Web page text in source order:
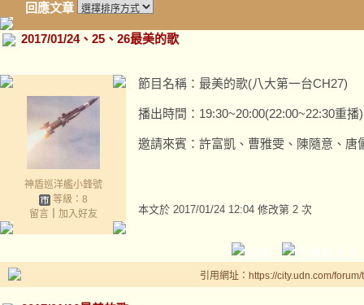
回應文章
2017/01/24、25、26最美的歌
神盾巡洋艦小鋒號
等級：8
留言｜ 加入好友
節目名稱：最美的歌(八大第一台CH27)
播出時間：19:30~20:00(22:00~22:30重播)
邀請來賓：許富凱、曹雅雯、陳隨意、唐
本文於 2017/01/24 12:04 修改第 2 次
引用網址：https://city.udn.com/